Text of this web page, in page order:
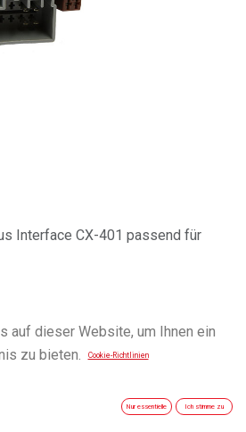
Interface CX-401 passend für
List
auf dieser Website, um Ihnen ein
zu bieten.
Cookie-Richtlinien
Nur essentielle Ich stimme zu